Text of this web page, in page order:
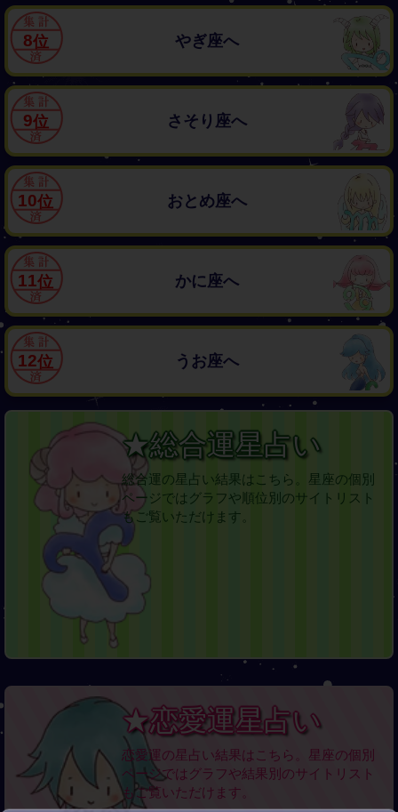
8 やぎ座へ
9 さそり座へ
10 おとめ座へ
11 かに座へ
12 うお座へ
★総合運星占い
総合運の星占い結果はこちら。星座の個別
ページではグラフや順位別のサイトリスト
もご覧いただけます。
★恋愛運星占い
恋愛運の星占い結果はこちら。星座の個別
ページではグラフや結果別のサイトリスト
もご覧いただけます。